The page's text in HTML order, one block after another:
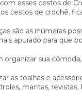
esses cestos de
cestos de crochê,
são as inúmeras
apurado para que
sua
as toalhas e
mantas, revistas,